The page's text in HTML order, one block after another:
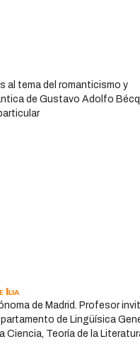
al tema del romanticismo y
de Gustavo Adolfo
Ilia
de Madrid. Profesor
de Lingüísica
Ciencia, Teoría de la